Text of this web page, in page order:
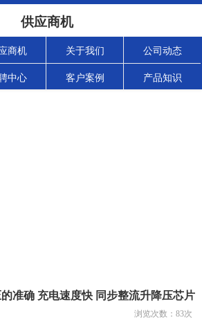
供应商机
商机 关于我们 公司动态
中心 客户案例 产品知识
准确 充电速度快 同步整流升降压芯片
浏览次数： 83次